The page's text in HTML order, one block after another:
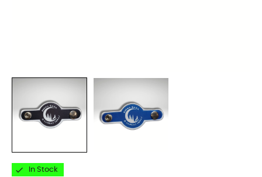
 In Stock